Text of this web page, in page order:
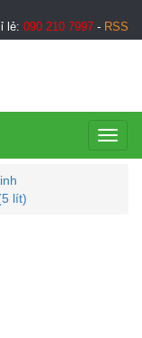
lẻ: 090 210 7997 - RSS
lít)